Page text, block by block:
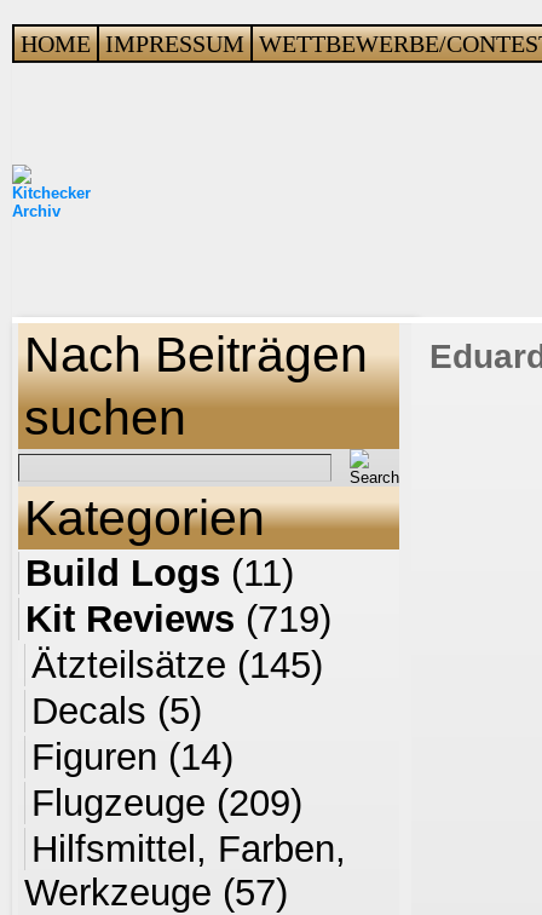
HOME IMPRESSUM WETTBEWERBE/
Nach Beiträgen
suchen
Kategorien
Build Logs (11)
Kit Reviews (719)
Ätzteilsätze (145)
Decals (5)
Figuren (14)
Flugzeuge (209)
Hilfsmittel, Farben,
Werkzeuge (57)